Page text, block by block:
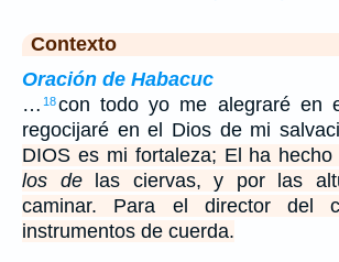
Contexto
Oración de Habacuc
… 18con todo yo me alegraré en
regocijaré en el Dios de mi
DIOS es mi fortaleza; El ha
los delas ciervas, y por las
caminar. Para el director del
instrumentos de cuerda.